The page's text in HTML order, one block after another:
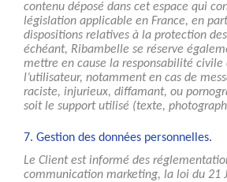
contenu déposé dans cet espace qui
législation applicable en France, en
dispositions relatives à la protection
échéant, Ribambelle se réserve
mettre en cause la responsabilité
l’utilisateur, notamment en cas de
raciste, injurieux, diffamant, ou
soit le support utilisé (texte,
7. Gestion des données personnelles.
Le Client est informé des
communication marketing, la loi du 21